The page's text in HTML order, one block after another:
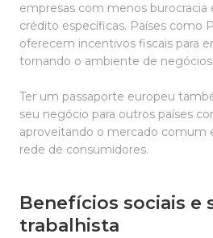
empresas com menos burocracia
crédito específicas. Países como
oferecem incentivos fiscais para
tornando o ambiente de negócios
Ter um passaporte europeu
seu negócio para outros países
aproveitando o mercado comum
rede de consumidores.
Benefícios sociais e
trabalhista